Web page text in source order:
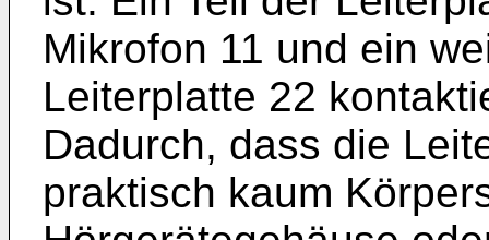
Mikrofon 11 und ein
Leiterplatte 22
Dadurch, dass die
praktisch kaum